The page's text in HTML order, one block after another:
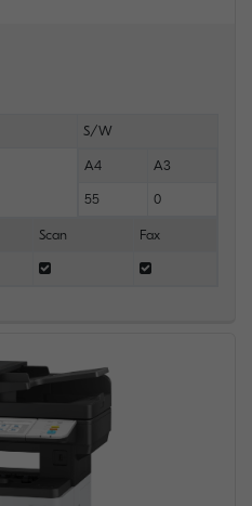
S/W
A4 A3
55 0
Scan Fax